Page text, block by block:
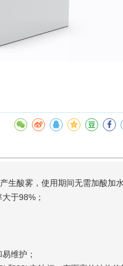
生酸雾，使用期间无需加酸加
于98%；
维护；